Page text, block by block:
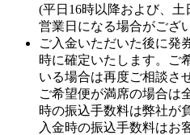
(平日16時以降および、
営業日になる場合がござ
ご入金いただいた後に発
時に確定いたします。ご
いる場合は再度ご相談さ
ご希望便が満席の場合は
時の振込手数料は弊社が
入金時の振込手数料はお